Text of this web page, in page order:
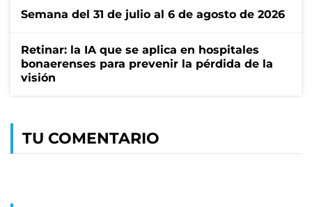
Semana del 31 de julio al 6 de agosto de 2026
Retinar: la IA que se aplica en hospitales
bonaerenses para prevenir la pérdida de la
visión
TU COMENTARIO